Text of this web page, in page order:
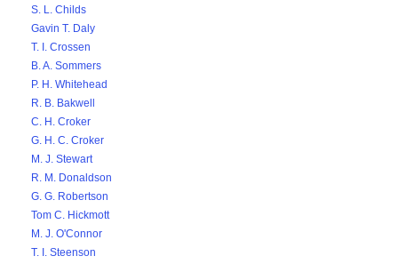
S. L. Childs
Gavin T. Daly
T. I. Crossen
B. A. Sommers
P. H. Whitehead
R. B. Bakwell
C. H. Croker
G. H. C. Croker
M. J. Stewart
R. M. Donaldson
G. G. Robertson
Tom C. Hickmott
M. J. O'Connor
T. I. Steenson